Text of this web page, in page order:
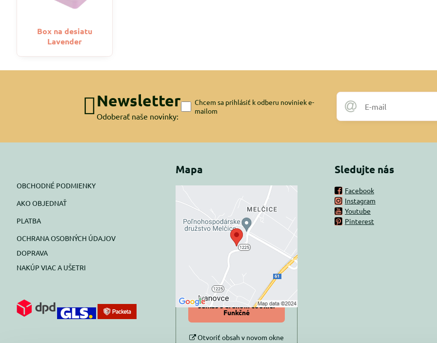
Box na desiatu
Lavender
Newsletter
Odoberať naše novinky:
Chcem sa prihlásiť k odberu noviniek e-
mailom
OBCHODNÉ PODMIENKY
AKO OBJEDNAŤ
PLATBA
OCHRANA OSOBNÝCH ÚDAJOV
DOPRAVA
NAKÚP VIAC A UŠETRI
Mapa
Externý obsah je
blokovaný Voľbami
súkromia
Prajete si načítať externý obsah?
Povoliť tentokrát
Povoliť a zapamätať -
súhlas s druhom cookie:
Funkčné
Otvoriť obsah v novom okne
Sledujte nás
Facebook
Instagram
Youtube
Pinterest